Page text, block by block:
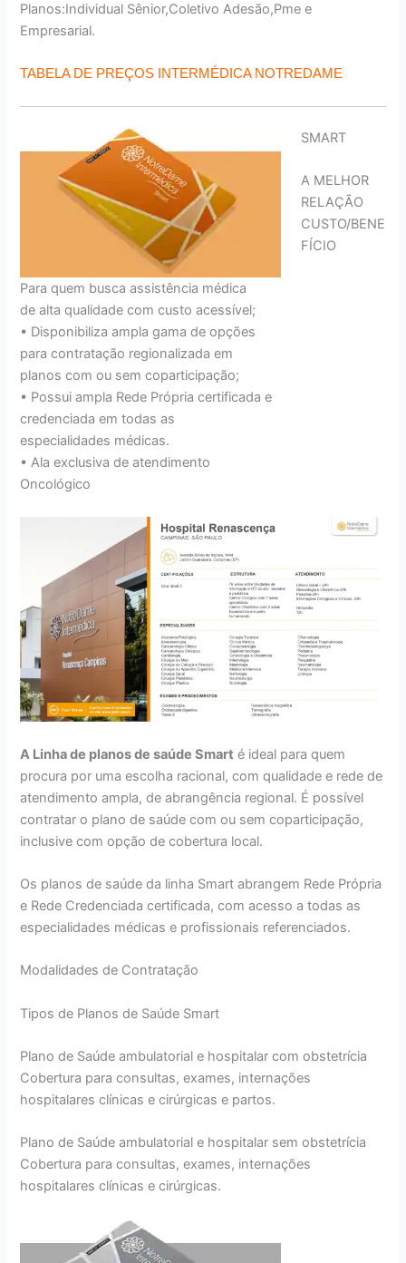
Planos:Individual Sênior,Coletivo Adesão,Pme e
Empresarial.
TABELA DE PREÇOS INTERMÉDICA NOTREDAME
SMART
A MELHOR
RELAÇÃO
CUSTO/BENE
FÍCIO
Para quem busca assistência médica
de alta qualidade com custo acessível;
• Disponibiliza ampla gama de opções
para contratação regionalizada em
planos com ou sem coparticipação;
• Possui ampla Rede Própria certificada e
credenciada em todas as
especialidades médicas.
• Ala exclusiva de atendimento
Oncológico
A Linha de planos de saúde Smart é ideal para quem
procura por uma escolha racional, com qualidade e rede de
atendimento ampla, de abrangência regional. É possível
contratar o plano de saúde com ou sem coparticipação,
inclusive com opção de cobertura local.
Os planos de saúde da linha Smart abrangem Rede Própria
e Rede Credenciada certificada, com acesso a todas as
especialidades médicas e profissionais referenciados.
Modalidades de Contratação
Tipos de Planos de Saúde Smart
Plano de Saúde ambulatorial e hospitalar com obstetrícia
Cobertura para consultas, exames, internações
hospitalares clínicas e cirúrgicas e partos.
Plano de Saúde ambulatorial e hospitalar sem obstetrícia
Cobertura para consultas, exames, internações
hospitalares clínicas e cirúrgicas.